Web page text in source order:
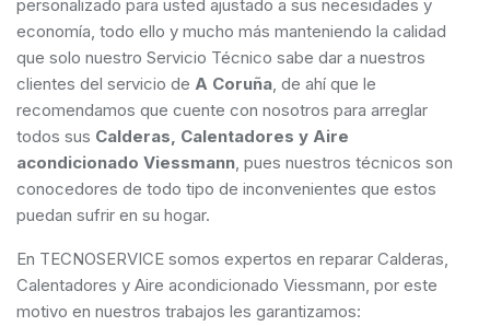
personalizado para usted ajustado a sus necesidades y
economía, todo ello y mucho más manteniendo la calidad
que solo nuestro Servicio Técnico sabe dar a nuestros
clientes del servicio de A Coruña, de ahí que le
recomendamos que cuente con nosotros para arreglar
todos sus Calderas, Calentadores y Aire
acondicionado Viessmann, pues nuestros técnicos son
conocedores de todo tipo de inconvenientes que estos
puedan sufrir en su hogar.
En TECNOSERVICE somos expertos en reparar Calderas,
Calentadores y Aire acondicionado Viessmann, por este
motivo en nuestros trabajos les garantizamos: